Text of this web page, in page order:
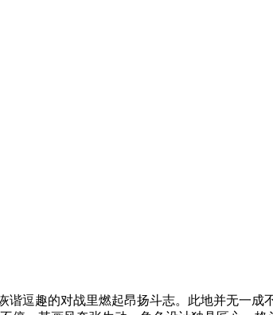
逗趣的对战里燃起昂扬斗志。此地并无一